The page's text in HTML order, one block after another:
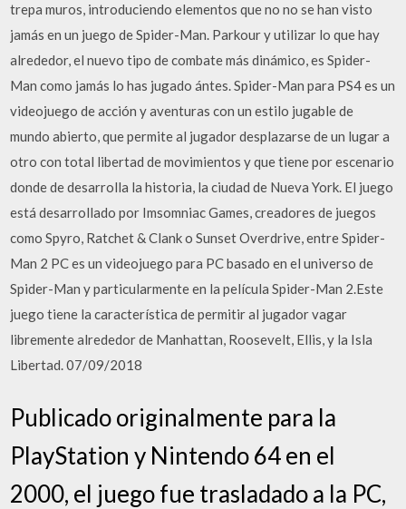
trepa muros, introduciendo elementos que no no se han visto
jamás en un juego de Spider-Man. Parkour y utilizar lo que hay
alrededor, el nuevo tipo de combate más dinámico, es Spider-
Man como jamás lo has jugado ántes. Spider-Man para PS4 es un
videojuego de acción y aventuras con un estilo jugable de
mundo abierto, que permite al jugador desplazarse de un lugar a
otro con total libertad de movimientos y que tiene por escenario
donde de desarrolla la historia, la ciudad de Nueva York. El juego
está desarrollado por Imsomniac Games, creadores de juegos
como Spyro, Ratchet & Clank o Sunset Overdrive, entre Spider-
Man 2 PC es un videojuego para PC basado en el universo de
Spider-Man y particularmente en la película Spider-Man 2.Este
juego tiene la característica de permitir al jugador vagar
libremente alrededor de Manhattan, Roosevelt, Ellis, y la Isla
Libertad. 07/09/2018
Publicado originalmente para la
PlayStation y Nintendo 64 en el
2000, el juego fue trasladado a la PC,